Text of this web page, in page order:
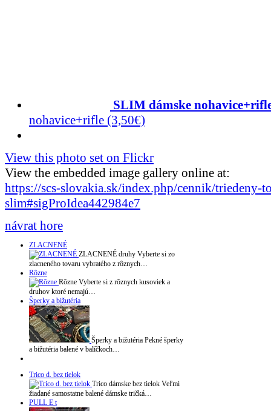
SLIM dámske
nohavice+rifle (3,50€)
View this photo set on Flickr
View the embedded image gallery online at:
https://scs-slovakia.sk/index.php/cennik/
slim#sigProIdea442984e7
návrat hore
ZLACNENÉ
ZLACNENÉ druhy Vyberte si zo
zlacneného tovaru vybratého z rôznych…
Rôzne
Rôzne Vyberte si z rôznych kusoviek a
druhov ktoré nemajú…
Šperky a bižutéria
Šperky a bižutéria Pekné šperky
a bižutéria balené v balíčkoch…
Trico d. bez tielok
Trico dámske bez tielok Veľmi
žiadané samostatne balené dámske tričká…
PULL E t